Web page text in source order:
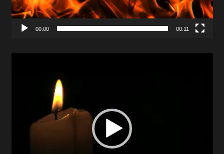
00:00 00:11